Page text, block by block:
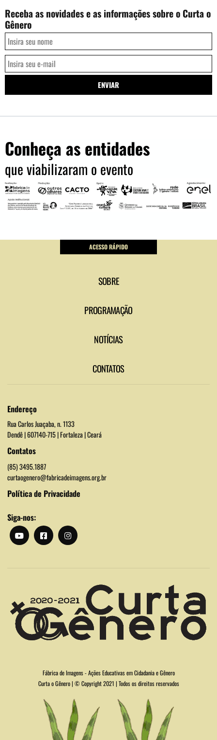
Receba as novidades e as informações sobre o Curta o
Gênero
Conheça as entidades
que viabilizaram o evento
ACESSO RÁPIDO
SOBRE
PROGRAMAÇÃO
NOTÍCIAS
CONTATOS
Endereço
Rua Carlos Juaçaba, n. 1133
Dendê | 607140-715 | Fortaleza | Ceará
Contatos
(85) 3495.1887
curtaogenero@fabricadeimagens.org.br
Política de Privacidade
Siga-nos:
Fábrica de Imagens - Ações Educativas em Cidadania e Gênero
Curta o Gênero | © Copyright 2021 | Todos os direitos reservados